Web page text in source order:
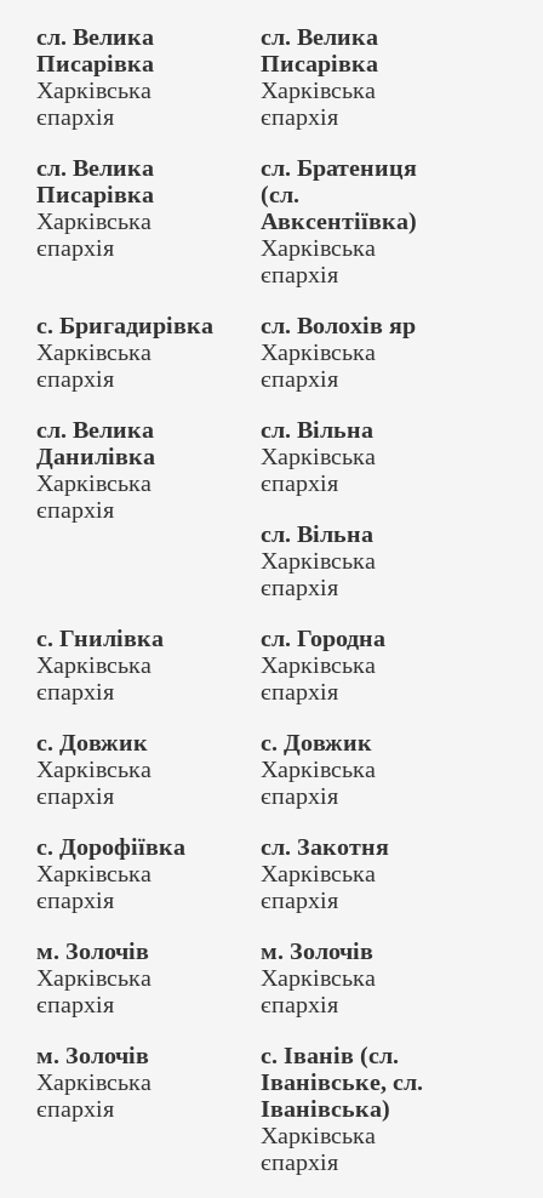
сл. Велика
Писарівка
Харківська
єпархія
сл. Велика
Писарівка
Харківська
єпархія
сл. Велика
Писарівка
Харківська
єпархія
сл. Братениця
(сл.
Авксентіївка)
Харківська
єпархія
с. Бригадирівка
Харківська
єпархія
сл. Волохів яр
Харківська
єпархія
сл. Велика
Данилівка
Харківська
єпархія
сл. Вільна
Харківська
єпархія
сл. Вільна
Харківська
єпархія
с. Гнилівка
Харківська
єпархія
сл. Городна
Харківська
єпархія
с. Довжик
Харківська
єпархія
с. Довжик
Харківська
єпархія
с. Дорофіївка
Харківська
єпархія
сл. Закотня
Харківська
єпархія
м. Золочів
Харківська
єпархія
м. Золочів
Харківська
єпархія
м. Золочів
Харківська
єпархія
с. Іванів (сл.
Іванівське, сл.
Іванівська)
Харківська
єпархія